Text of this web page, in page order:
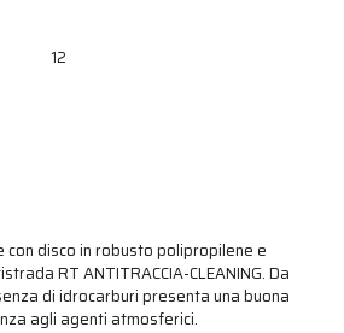
12
con disco in robusto polipropilene e
RT ANTITRACCIA-CLEANING. Da
di idrocarburi presenta una buona
agli agenti atmosferici.